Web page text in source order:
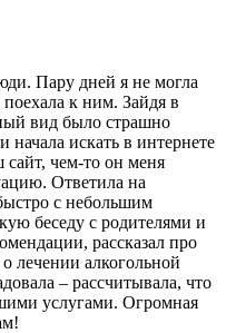
Пару дней я не могла
к ним. Зайдя в
вид было страшно
искать в интернете
сайт, чем-то он меня
Ответила на
с небольшим
беседу с родителями и
рассказал про
лечении алкогольной
– рассчитывала, что
услугами. Огромная